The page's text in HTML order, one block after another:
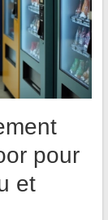
pour
et